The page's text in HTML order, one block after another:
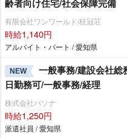
齢者向け住宅/社会保障完備
有限会社ワンワールド/桂冠荘
時給1,140円
アルバイト・パート / 愛知県
NEW
一般事務/建設会社総
日勤務可/一般事務/経理
株式会社パソナ
時給1,250円
派遣社員 / 愛知県